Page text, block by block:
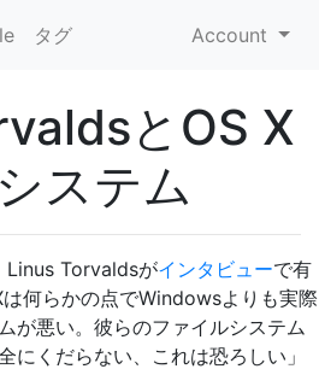
タグ Account
とOS X
ステム
Linus Torvaldsがインタビューで有
何らかの点でWindowsよりも実際
が悪い。彼らのファイルシステム
にくだらない、これは恐ろしい」